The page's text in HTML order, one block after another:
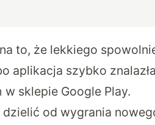
to, że lekkiego
aplikacja szybko
sklepie Google Play.
od wygrania